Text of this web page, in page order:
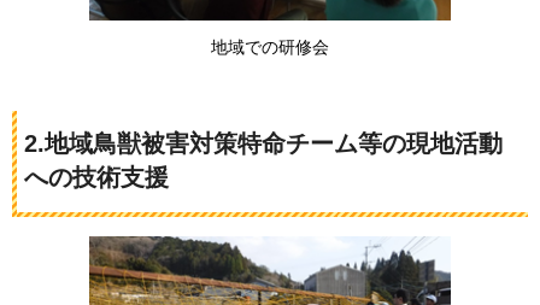
地域での研修会
2.地域鳥獣被害対策特命チーム等の現地活動
への技術支援